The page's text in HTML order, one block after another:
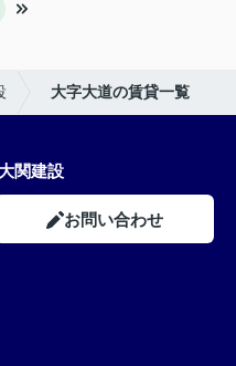
大字大道の賃貸一覧
関建設
お問い合わせ